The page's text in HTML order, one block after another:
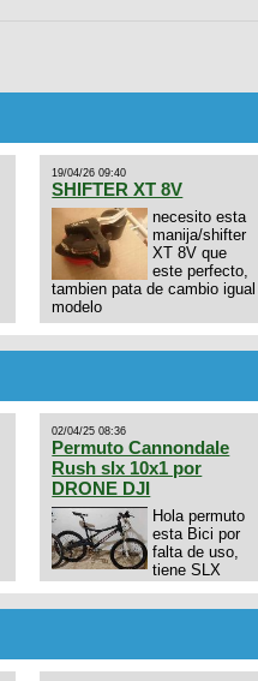
19/04/26 09:40
SHIFTER XT 8V
necesito esta
manija/shifter
XT 8V que
este perfecto,
tambien pata de cambio igual
modelo
02/04/25 08:36
Permuto Cannondale
Rush slx 10x1 por
DRONE DJI
Hola permuto
esta Bici por
falta de uso,
tiene SLX
Horquilla Axon tope de gama
por drone de la marca Dji, les